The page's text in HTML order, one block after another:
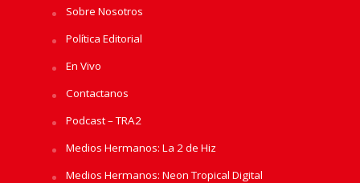
Sobre Nosotros
Política Editorial
En Vivo
Contactanos
Podcast – TRA2
Medios Hermanos: La 2 de Hiz
Medios Hermanos: Neon Tropical Digital